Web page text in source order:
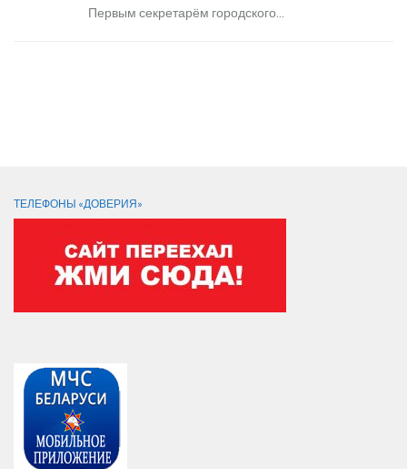
Первым секретарём городского...
ТЕЛЕФОНЫ «ДОВЕРИЯ»